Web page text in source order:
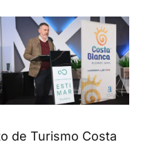
de Turismo Costa